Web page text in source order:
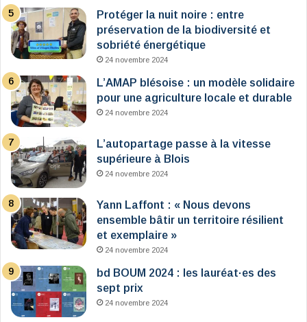
Protéger la nuit noire : entre
préservation de la biodiversité et
sobriété énergétique
24 novembre 2024
L’AMAP blésoise : un modèle solidaire
pour une agriculture locale et durable
24 novembre 2024
L’autopartage passe à la vitesse
supérieure à Blois
24 novembre 2024
Yann Laffont : « Nous devons
ensemble bâtir un territoire résilient
et exemplaire »
24 novembre 2024
bd BOUM 2024 : les lauréat·es des
sept prix
24 novembre 2024